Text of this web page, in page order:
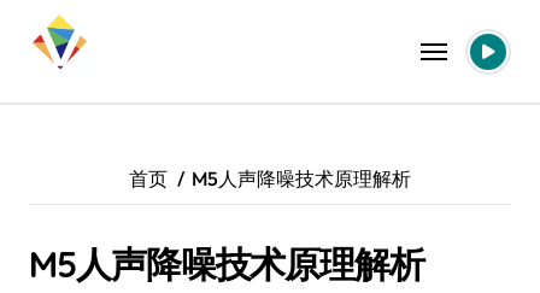
首页 M5人声降噪技术原理解析
M5人声降噪技术原理解析